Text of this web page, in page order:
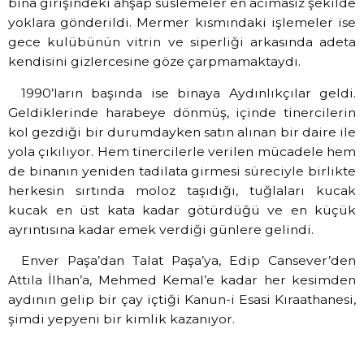
yoklara gönderildi. Mermer kısmındaki işlemeler ise
gece kulübünün vitrin ve siperliği arkasında adeta
kendisini gizlercesine göze çarpmamaktaydı.
1990’ların başında ise binaya Aydınlıkçılar geldi.
Geldiklerinde harabeye dönmüş, içinde tinercilerin
kol gezdiği bir durumdayken satın alınan bir daire ile
yola çıkılıyor. Hem tinercilerle verilen mücadele hem
de binanın yeniden tadilata girmesi süreciyle birlikte
herkesin sırtında moloz taşıdığı, tuğlaları kucak
kucak en üst kata kadar götürdüğü ve en küçük
ayrıntısına kadar emek verdiği günlere gelindi.
Enver Paşa’dan Talat Paşa’ya, Edip Cansever’den
Attila İlhan’a, Mehmed Kemal’e kadar her kesimden
aydının gelip bir çay içtiği Kanun-i Esasi Kıraathanesi,
şimdi yepyeni bir kimlik kazanıyor.